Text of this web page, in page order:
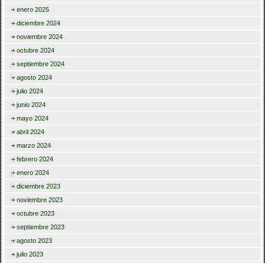
enero 2025
diciembre 2024
noviembre 2024
octubre 2024
septiembre 2024
agosto 2024
julio 2024
junio 2024
mayo 2024
abril 2024
marzo 2024
febrero 2024
enero 2024
diciembre 2023
noviembre 2023
octubre 2023
septiembre 2023
agosto 2023
julio 2023